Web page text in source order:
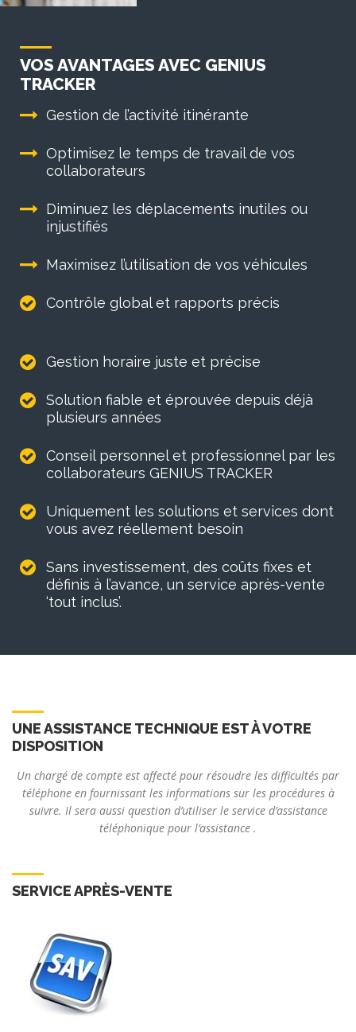
VOS AVANTAGES AVEC GENIUS
TRACKER
Gestion de l’activité itinérante
Optimisez le temps de travail de vos
collaborateurs
Diminuez les déplacements inutiles ou
injustifiés
Maximisez l’utilisation de vos véhicules
Contrôle global et rapports précis
Gestion horaire juste et précise
Solution fiable et éprouvée depuis déjà
plusieurs années
Conseil personnel et professionnel par les
collaborateurs GENIUS TRACKER
Uniquement les solutions et services dont
vous avez réellement besoin
Sans investissement, des coûts fixes et
définis à l’avance, un service après-vente
‘tout inclus’.
UNE ASSISTANCE TECHNIQUE EST À VOTRE
DISPOSITION
Un chargé de compte est affecté pour résoudre les difficultés par
téléphone en fournissant les informations sur les procédures à
suivre. Il sera aussi question d’utiliser le service d’assistance
téléphonique pour l’assistance .
SERVICE APRÈS-VENTE